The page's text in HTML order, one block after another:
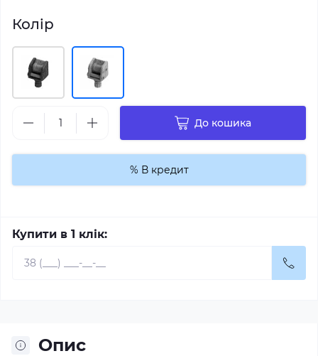
Колір
До кошика
% В кредит
Купити в 1 клік:
Опис